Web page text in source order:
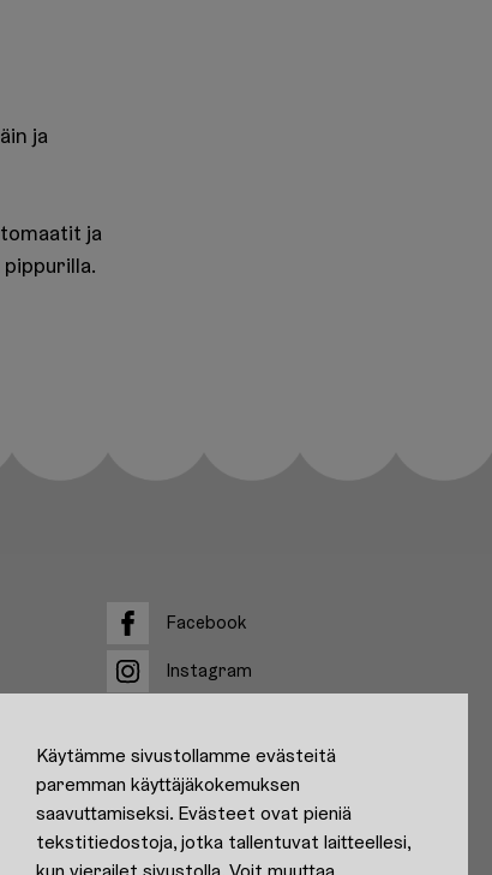
ja
ja
Facebook
Facebook
Instagram
Instagram
Käytämme sivustollamme evästeitä
paremman käyttäjäkokemuksen
saavuttamiseksi. Evästeet ovat pieniä
tekstitiedostoja, jotka tallentuvat laitteellesi,